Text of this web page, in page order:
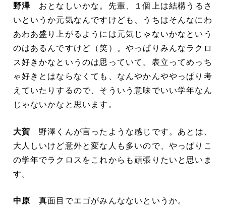
野澤おとなしいかな。先輩、１個上は結構うるさ
いというか元気なんですけども、うちはそんなにわ
あわあ盛り上がるようには元気じゃないかなという
のはあるんですけど（笑）。やっぱりみんなラクロ
ス好きかなというのは思っていて。表立ってめっち
ゃ好きとはならなくても、なんやかんややっぱり考
えていたりするので、そういう意味でいい学年なん
じゃないかなと思います。
大賀 野澤くんが言ったような感じです。あとは、
大人しいけど意外と変な人も多いので、やっぱりこ
の学年でラクロスをこれからも頑張りたいと思いま
す。
中原 真面目でエゴがみんなないというか。